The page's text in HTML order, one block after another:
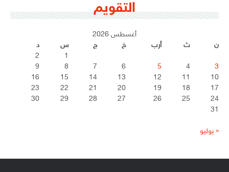
التقويم
أغسطس 2026
ن
ث أرب خ ج س
د
1
2
3
4
5
6
7
8
9
10
11
12
13
14
15
16
17
18
19
20
21
22
23
24
25
26
27
28
29
30
31
« يوليو